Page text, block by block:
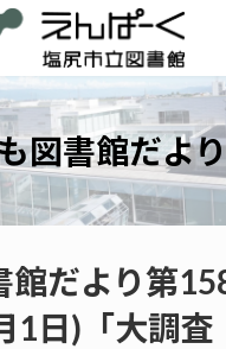
図書館だより
館だより第
1日)「大調査